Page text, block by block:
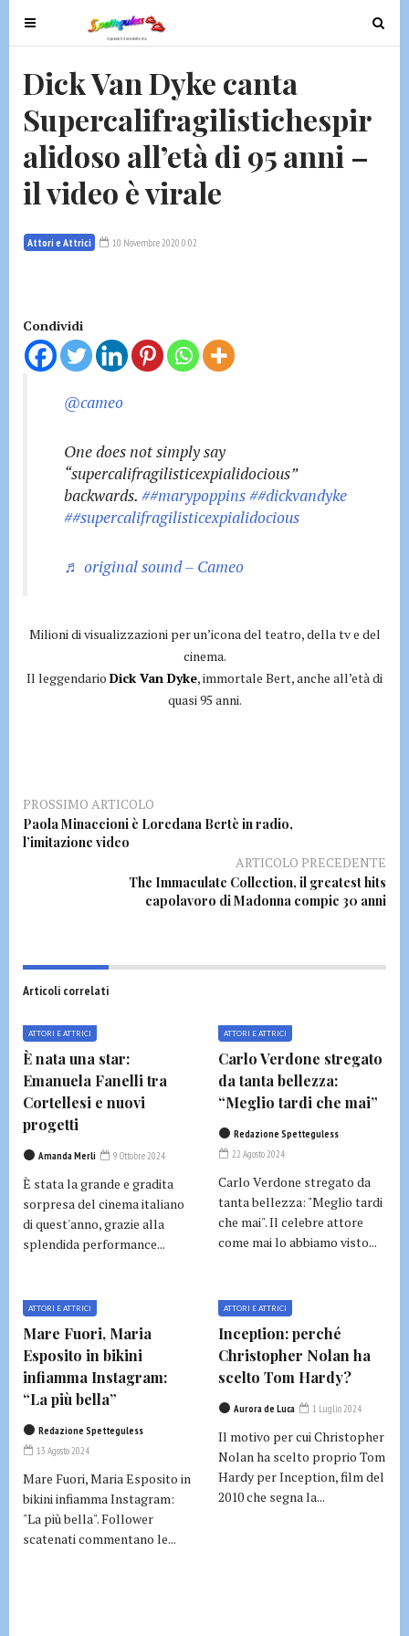
T
o
l
e
n
v
g
o
n
T
o
Dick Van Dyke canta
Supercalifragilistichespir
alidoso all’età di 95 anni –
il video è virale
Attori e Attrici 10 Novembre 2020 0:02
Condividi
@cameo
One does not simply say
“supercalifragilisticexpialidocious”
backwards. ##marypoppins##dickvandyke
##supercalifragilisticexpialidocious
♬ original sound – Cameo
Milioni di visualizzazioni per un’icona del teatro, della tv e del
cinema.
Il leggendario Dick Van Dyke, immortale Bert, anche all’età di
quasi 95 anni.
PROSSIMO ARTICOLO
Paola Minaccioni è Loredana Bertè in radio,
l’imitazione video
ARTICOLO PRECEDENTE
The Immaculate Collection, il greatest hits
capolavoro di Madonna compie 30 anni
Articoli correlati
ATTORI E ATTRICI
È nata una star:
Emanuela Fanelli tra
Cortellesi e nuovi
progetti
Amanda Merli 9 Ottobre 2024
È stata la grande e gradita
sorpresa del cinema italiano
di quest'anno, grazie alla
splendida performance...
ATTORI E ATTRICI
Carlo Verdone stregato
da tanta bellezza:
“Meglio tardi che mai”
Redazione Spetteguless
22 Agosto 2024
Carlo Verdone stregato da
tanta bellezza: "Meglio tardi
che mai". Il celebre attore
come mai lo abbiamo visto...
ATTORI E ATTRICI
Mare Fuori, Maria
Esposito in bikini
infiamma Instagram:
“La più bella”
Redazione Spetteguless
13 Agosto 2024
Mare Fuori, Maria Esposito in
bikini infiamma Instagram:
"La più bella". Follower
scatenati commentano le...
ATTORI E ATTRICI
Inception: perché
Christopher Nolan ha
scelto Tom Hardy?
Aurora de Luca 1 Luglio 2024
Il motivo per cui Christopher
Nolan ha scelto proprio Tom
Hardy per Inception, film del
2010 che segna la...